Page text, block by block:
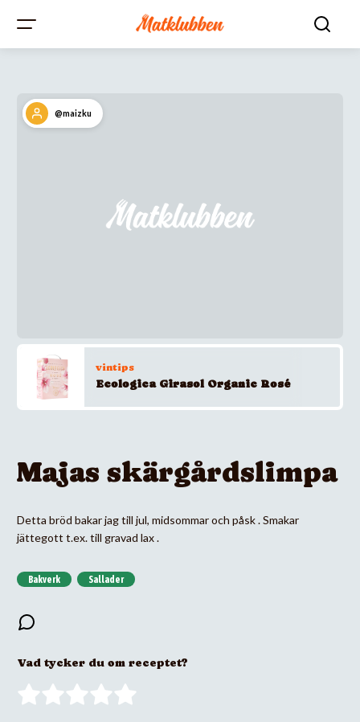
@maizku
vintips
Ecologica Girasol Organic Rosé
Majas skärgårdslimpa
Detta bröd bakar jag till jul, midsommar och påsk . Smakar
jättegott t.ex. till gravad lax .
Bakverk Sallader
Vad tycker du om receptet?